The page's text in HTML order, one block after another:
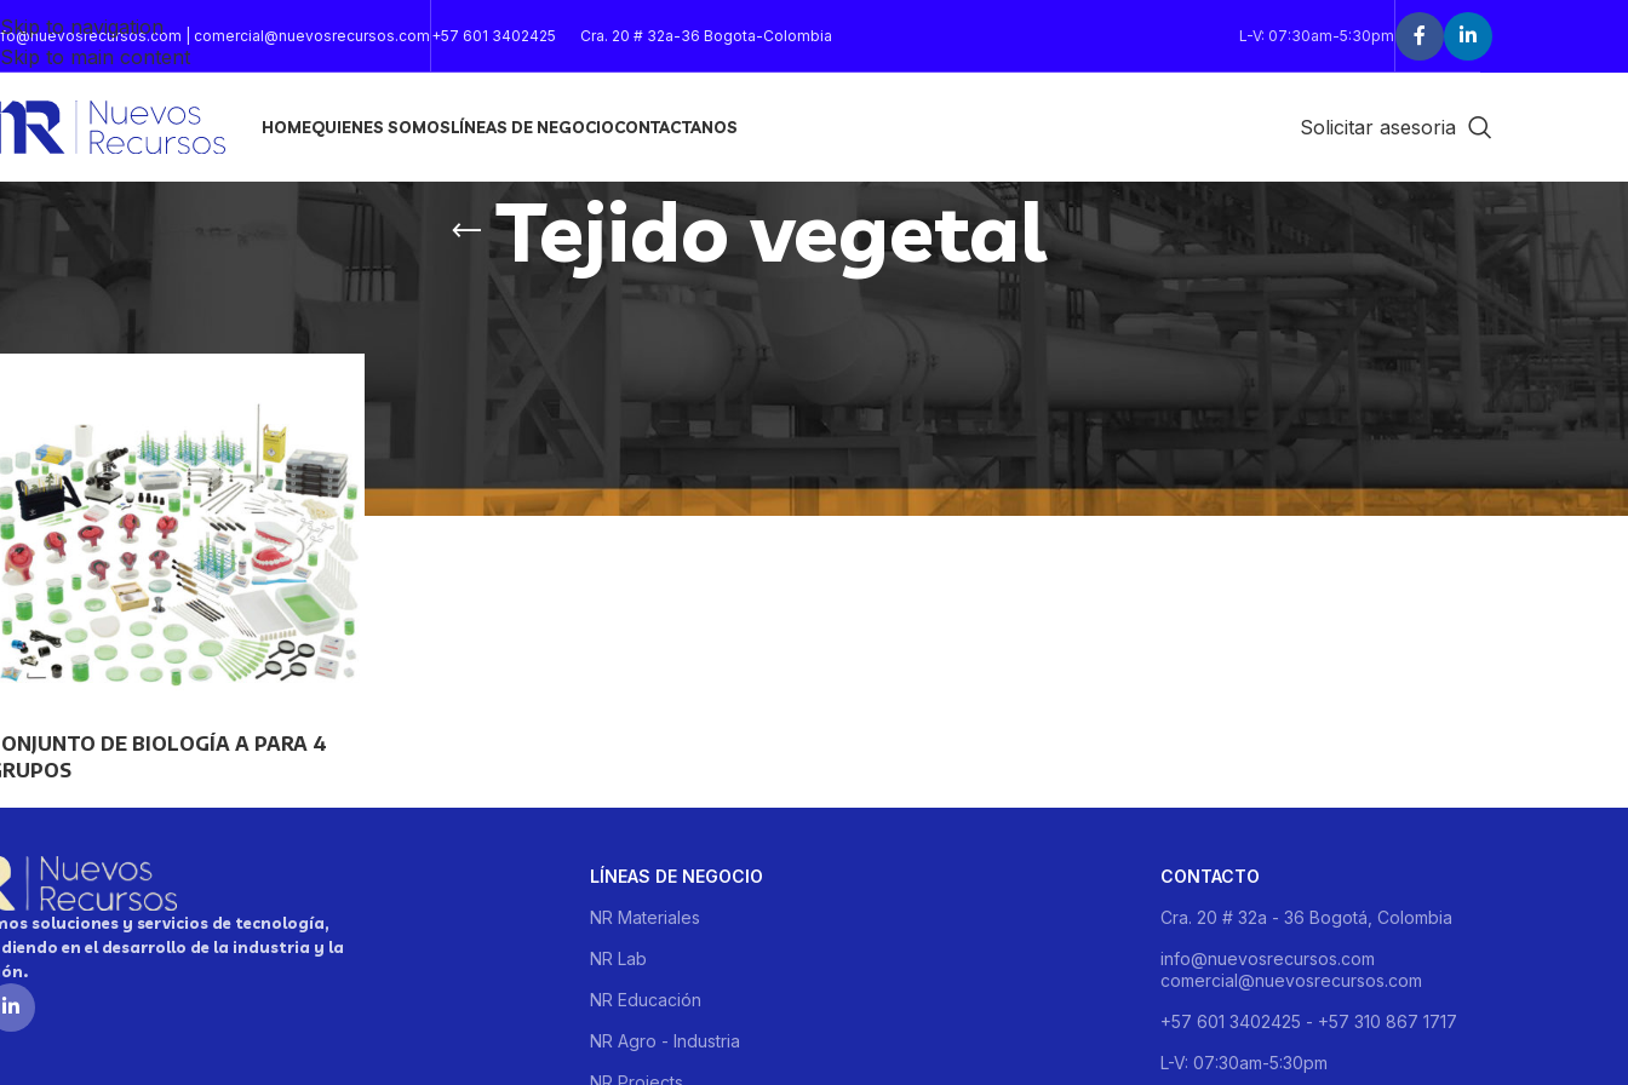
Skip to navigation
Skip to main content
| comercial@nuevosrecursos.com +57 601 3402425 Cra. 20 # 32a-36 Bogota-Colombia L-V: 07:30am-5:30pm
HOMEQUIENES SOMOSLÍNEAS DE NEGOCIOCONTACTANOS Solicitar asesoria
Tejido vegetal
18
DE BIOLOGÍA A PARA 4
soluciones y servicios de tecnología,
en el desarrollo de la industria y la
LÍNEAS DE NEGOCIO
NR Materiales
NR Lab
NR Educación
NR Agro - Industria
CONTACTO
Cra. 20 # 32a - 36 Bogotá, Colombia
info@nuevosrecursos.com
comercial@nuevosrecursos.com
+57 601 3402425 - +57 310 867 1717
L-V: 07:30am-5:30pm